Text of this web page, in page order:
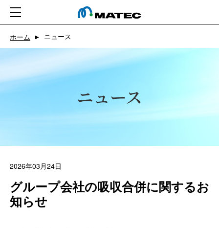
ホーム
お問い合わせ
アプリ
ホーム ▶ ニュース
ニュース
2026年03月24日
グループ会社の吸収合併に関するお
知らせ